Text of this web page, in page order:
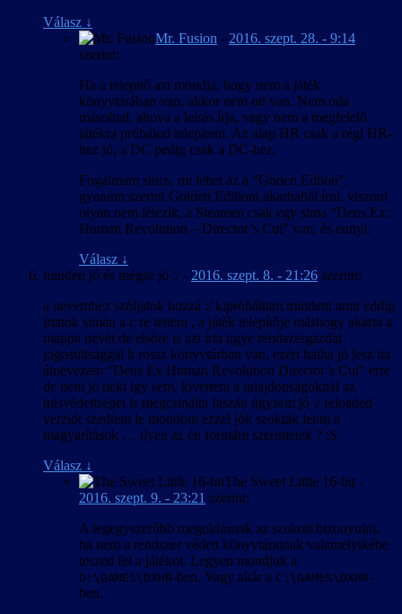
Válasz ↓
Mr. Fusion - 2016. szept. 28. - 9:14
szerint:
Ha a telepítő azt mondja, hogy nem a játék
könyvtárában van, akkor nem ott van. Nem oda
másoltad, ahova a leírás írja, vagy nem a megfelelő
játékra próbálod telepíteni. Az alap HR csak a régi HR-
hez jó, a DC pedig csak a DC-hez.
Fogalmam sincs, mi lehet az a “Goden Edtion”,
gyanúm szerint Golden Editiont akarhattál írni, viszont
olyan nem létezik, a Steamen csak egy sima “Deus Ex:
Human Revolution – Director’s Cut” van, és ennyi.
Válasz ↓
minden jó és mégse jó :/ - 2016. szept. 8. - 21:26 szerint:
a nevemhez szóljatok hozzá :/ kipróbáltam mindent amit eddig
írtatok simán a c re tettem , a játék telepítője máshogy akarta a
mappa nevét de elsőre is azt írta ugye rendszergazdai
jogosultsággal h rossz könyvtárban van, ezért hátha jó lesz ha
átnevezem “Deus Ex Human Revolution Director’s Cut” erre
de nem jó neki így sem, kivettem a tulajdonságoknál az
írásvédettséget is megcsinálta faszán úgysem jó :/ reloaded
verziót szedtem le mondom ezzel jók szoktak lenni a
magyarítások … ilyen az én formám szerintetek ? :S
Válasz ↓
The Sweet Little 16-bit -
2016. szept. 9. - 23:21 szerint:
A legegyszerűbb megoldásnak az szokott bizonyulni,
ha nem a rendszer védett könyvtárainak valamelyikébe
teszed fel a játékot. Legyen mondjuk a
D:\GAMES\DXHR-ben. Vagy akár a C:\GAMES\DXHR-
ben.